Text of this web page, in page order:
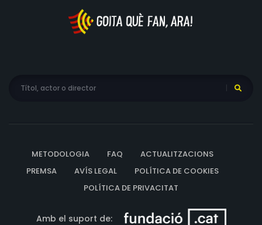
METODOLOGIA FAQ
ACTUALITZACIONS
PREMSA
AVÍS LEGAL
POLÍTICA DE COOKIES
POLÍTICA DE PRIVACITAT
Amb el suport de: